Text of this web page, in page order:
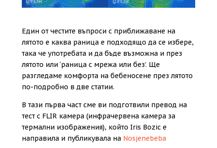
Един от честите въпроси с приближаване на
лятото е каква раница е подходящо да се избере,
така че употребата и да бъде възможна и през
лятото или ‘раница с мрежа или без’. Ще
разгледаме комфорта на бебеносене през лятото
по-подробно в две статии.
В тази първа част сме ви подготвили превод на
тест с FLIR камера (инфрачервена камера за
термални изображения), който Iris Bozic е
направила и публикувала на Nosjenebeba